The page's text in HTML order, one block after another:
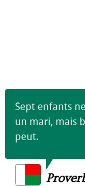
Sept enfants
un mari, mais
peut.